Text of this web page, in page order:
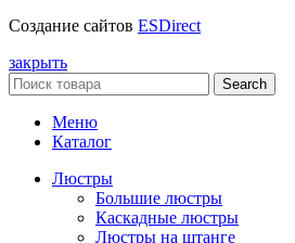
Создание сайтов ESDirect
закрыть
Search
Меню
Каталог
Люстры
Большие люстры
Каскадные люстры
Люстры на штанге